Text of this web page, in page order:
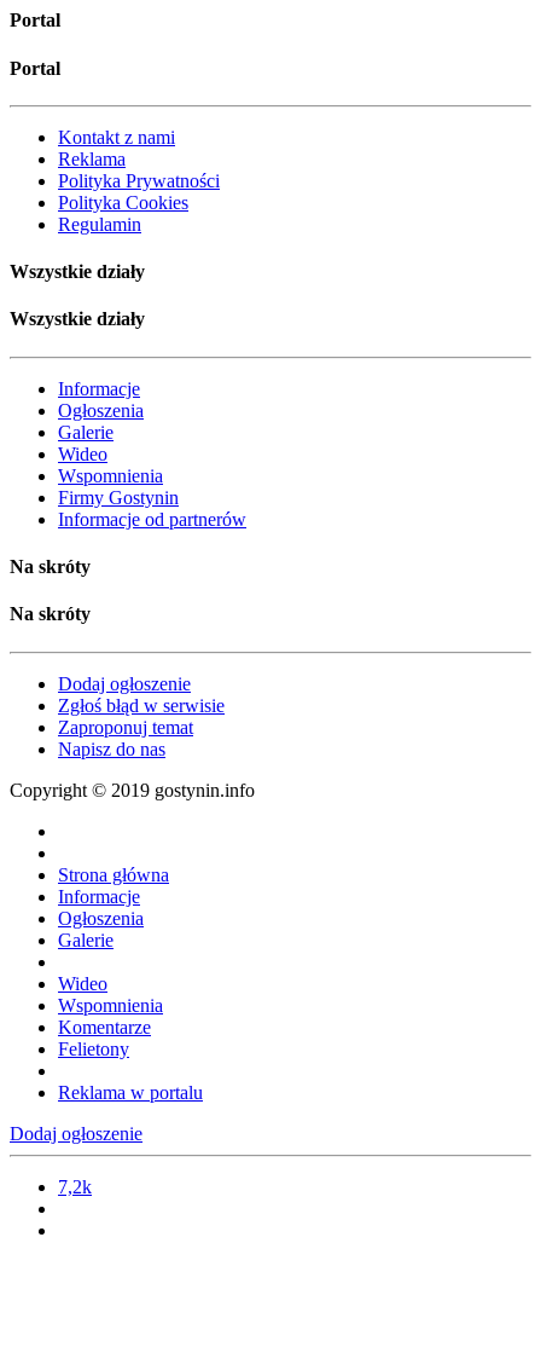
Portal
Portal
Kontakt z nami
Reklama
Polityka Prywatności
Polityka Cookies
Regulamin
Wszystkie działy
Wszystkie działy
Informacje
Ogłoszenia
Galerie
Wideo
Wspomnienia
Firmy Gostynin
Informacje od partnerów
Na skróty
Na skróty
Dodaj ogłoszenie
Zgłoś błąd w serwisie
Zaproponuj temat
Napisz do nas
Copyright © 2019 gostynin.info
Strona główna
Informacje
Ogłoszenia
Galerie
Wideo
Wspomnienia
Komentarze
Felietony
Reklama w portalu
Dodaj ogłoszenie
7,2k